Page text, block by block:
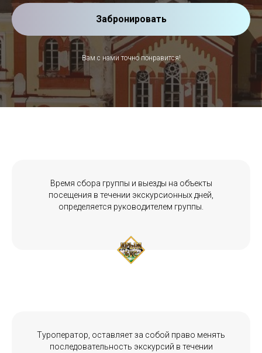
Забронировать
Вам с нами точно понравится!
Время сбора группы и выезды на объекты
посещения в течении экскурсионных дней,
определяется руководителем группы.
Туроператор, оставляет за собой право менять
последовательность экскурсий в течении